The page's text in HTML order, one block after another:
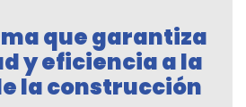
que garantiza
y eficiencia a la
la construcción